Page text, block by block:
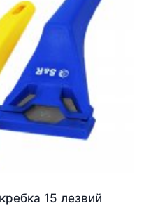
15 лезвий